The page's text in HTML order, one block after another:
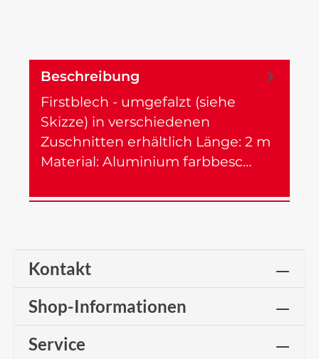
Beschreibung
Firstblech - umgefalzt (siehe
Skizze) in verschiedenen
Zuschnitten erhältlich Länge: 2 m
Material: Aluminium farbbesc…
Kontakt
Shop-Informationen
Service